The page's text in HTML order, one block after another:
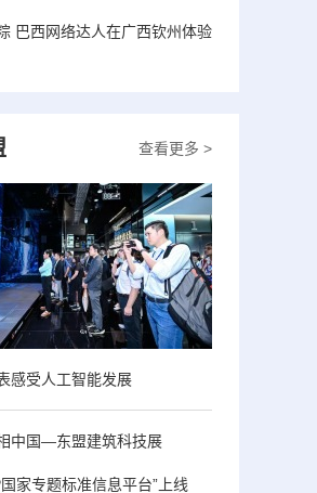
巴西网络达人在广西钦州体验
查看更多 >
感受人工智能发展
中国—东盟建筑科技展
家专题标准信息平台”上线